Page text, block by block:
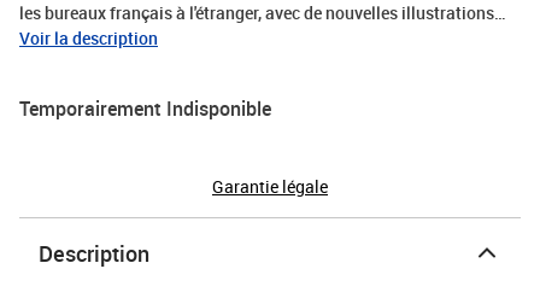
les bureaux français à l'étranger, avec de nouvelles illustrations
issues des plus belles collections. Il présente des oblitérations et
les rubriques habituelles : Colonies générales, Carnets, Millésimes,
Voir la description
Temporairement Indisponible
Garantie légale
Description